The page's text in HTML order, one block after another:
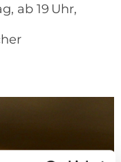
ab 19 Uhr,